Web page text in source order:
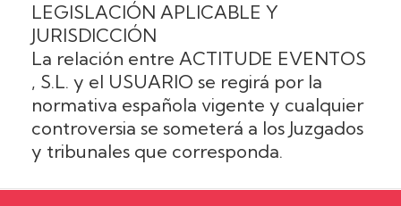
LEGISLACIÓN APLICABLE Y
JURISDICCIÓN
La relación entre ACTITUDE EVENTOS
, S.L. y el USUARIO se regirá por la
normativa española vigente y cualquier
controversia se someterá a los Juzgados
y tribunales que corresponda.